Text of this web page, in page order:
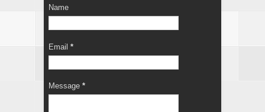
Name
Email *
Message *